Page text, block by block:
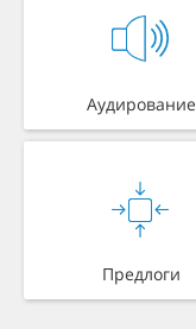
Аудирование
Предлоги